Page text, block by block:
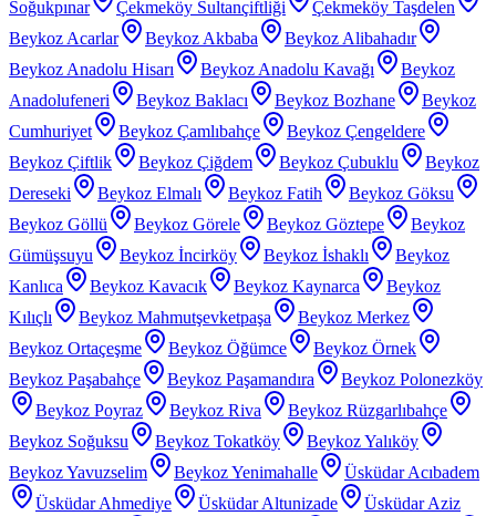
Soğukpınar
Çekmeköy Sultançiftliği
Çekmeköy Taşdelen
Beykoz Acarlar
Beykoz Akbaba
Beykoz Alibahadır
Beykoz Anadolu Hisarı
Beykoz Anadolu Kavağı
Beykoz
Anadolufeneri
Beykoz Baklacı Beykoz Bozhane
Beykoz
Cumhuriyet
Beykoz Çamlıbahçe
Beykoz Çengeldere
Beykoz Çiftlik
Beykoz Çiğdem Beykoz Çubuklu
Beykoz
Dereseki
Beykoz Elmalı Beykoz Fatih
Beykoz Göksu
Beykoz Göllü
Beykoz Görele Beykoz Göztepe
Beykoz
Gümüşsuyu
Beykoz İncirköy Beykoz İshaklı
Beykoz
Kanlıca
Beykoz Kavacık Beykoz Kaynarca
Beykoz
Kılıçlı
Beykoz Mahmutşevketpaşa
Beykoz Merkez
Beykoz Ortaçeşme
Beykoz Öğümce
Beykoz Örnek
Beykoz Paşabahçe
Beykoz Paşamandıra
Beykoz Polonezköy
Beykoz Poyraz
Beykoz Riva
Beykoz Rüzgarlıbahçe
Beykoz Soğuksu
Beykoz Tokatköy
Beykoz Yalıköy
Beykoz Yavuzselim
Beykoz Yenimahalle
Üsküdar Acıbadem
Üsküdar Ahmediye
Üsküdar Altunizade Üsküdar Aziz